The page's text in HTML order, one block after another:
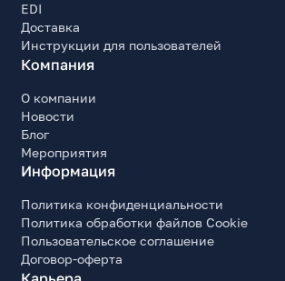
EDI
Доставка
Инструкции для пользователей
Компания
О компании
Новости
Блог
Мероприятия
Информация
Политика конфиденциальности
Политика обработки файлов Cookie
Пользовательское соглашение
Договор-оферта